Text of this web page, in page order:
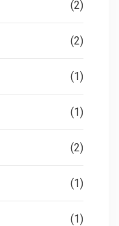
(2)
(2)
(1)
(1)
(2)
(1)
(1)